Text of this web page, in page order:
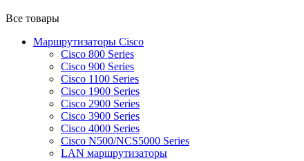
Все товары
Маршрутизаторы Cisco
Cisco 800 Series
Cisco 900 Series
Cisco 1100 Series
Cisco 1900 Series
Cisco 2900 Series
Cisco 3900 Series
Cisco 4000 Series
Cisco N500/NCS5000 Series
LAN маршрутизаторы